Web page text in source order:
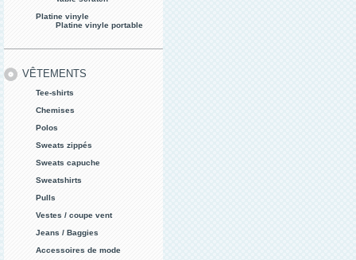
Platine vinyle
Platine vinyle portable
VÊTEMENTS
Tee-shirts
Chemises
Polos
Sweats zippés
Sweats capuche
Sweatshirts
Pulls
Vestes / coupe vent
Jeans / Baggies
Accessoires de mode